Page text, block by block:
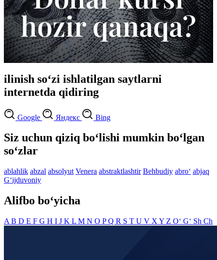
ilinish so‘zi ishlatilgan saytlarni
internetda qidiring
Google Яндекс Bing
Siz uchun qiziq bo‘lishi mumkin bo‘lgan
so‘zlar
ablahlik abzal absolyut Venera abstraktlashtir Behbudiy abro‘ abjaq
G‘ijduvoniy
Alifbo bo‘yicha
A B D E F G H I J K L M N O PQ R S T U V X Y Z O‘ G‘ Sh Ch